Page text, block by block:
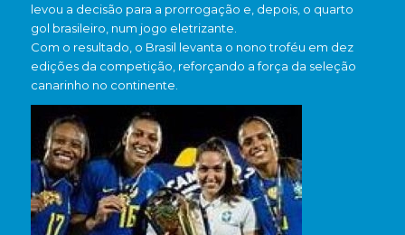
levou a decisão para a prorrogação e, depois, o quarto
gol brasileiro, num jogo eletrizante.
Com o resultado, o Brasil levanta o nono troféu em dez
edições da competição, reforçando a força da seleção
canarinho no continente.